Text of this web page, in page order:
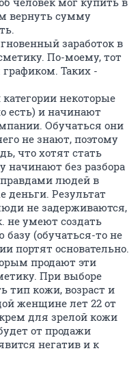
вернуть сумму
заработок в
По-моему, тот
Таких -
некоторые
есть) и начинают
Обучаться они
не знают, поэтому
что хотят стать
начинают без разбора
людей в
Результат
не задерживаются,
не умеют создать
(обучаться-то не
портят основательно.
продают эти
При выборе
тип кожи, возраст и
женщине лет 22 от
для зрелой кожи
от продажи
негатив и к